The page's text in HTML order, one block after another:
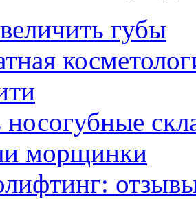
губы
носогубные
морщинки